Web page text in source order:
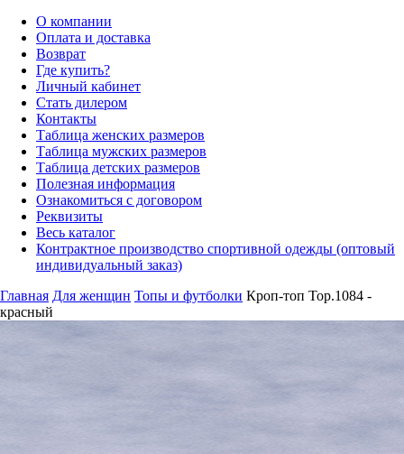
О компании
Оплата и доставка
Возврат
Где купить?
Личный кабинет
Стать дилером
Контакты
Таблица женских размеров
Таблица мужских размеров
Таблица детских размеров
Полезная информация
Ознакомиться с договором
Реквизиты
Весь каталог
Контрактное производство спортивной одежды (оптовый
индивидуальный заказ)
Главная Для женщин Топы и футболки Кроп-топ Top.1084 -
красный